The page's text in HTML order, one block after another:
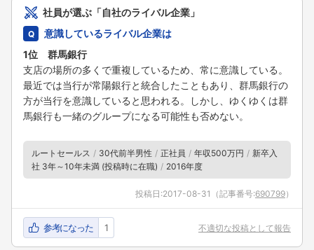
社員が選ぶ「自社のライバル企業」
意識しているライバル企業は
1位 群馬銀行
支店の場所の多くで重複しているため、常に意識している。
最近では当行が常陽銀行と統合したこともあり、群馬銀行の
方が当行を意識していると思われる。しかし、ゆくゆくは群
馬銀行も一緒のグループになる可能性も否めない。
ルートセールス 30代前半男性 正社員 年収500万円
新卒入
社 3年～10年未満 (投稿時に在職)
2016年度
投稿日:2017-08-31 （記事番号:690799）
参考になった 1 不適切な投稿として報告